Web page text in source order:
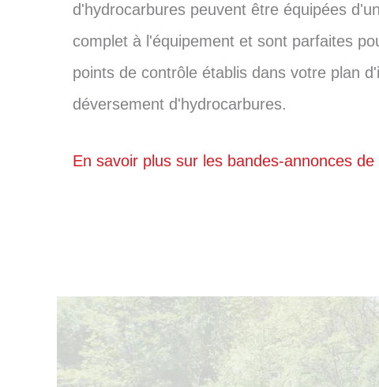
d'hydrocarbures peuvent être équipées
complet à l'équipement et sont parfaites
points de contrôle établis dans votre plan
déversement d'hydrocarbures.
En savoir plus sur les bandes-annonces de